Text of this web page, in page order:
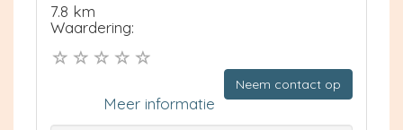
7.8 km
Waardering:
Neem contact op
Meer informatie